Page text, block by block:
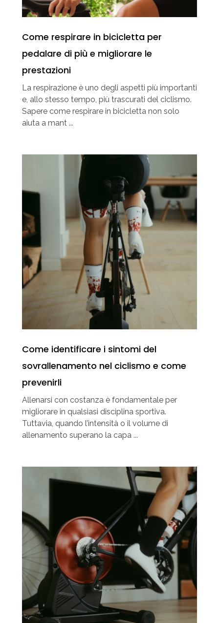
Come respirare in bicicletta per
pedalare di più e migliorare le
prestazioni
La respirazione è uno degli aspetti più importanti
e, allo stesso tempo, più trascurati del ciclismo.
Sapere come respirare in bicicletta non solo
aiuta a mant ...
Come identificare i sintomi del
sovrallenamento nel ciclismo e come
prevenirli
Allenarsi con costanza è fondamentale per
migliorare in qualsiasi disciplina sportiva.
Tuttavia, quando l’intensità o il volume di
allenamento superano la capa ...